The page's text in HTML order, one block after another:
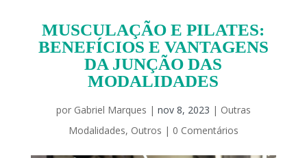
MUSCULAÇÃO E PILATES:
BENEFÍCIOS E VANTAGENS
DA JUNÇÃO DAS
MODALIDADES
por Gabriel Marques | nov 8, 2023 | Outras
Modalidades, Outros | 0 Comentários